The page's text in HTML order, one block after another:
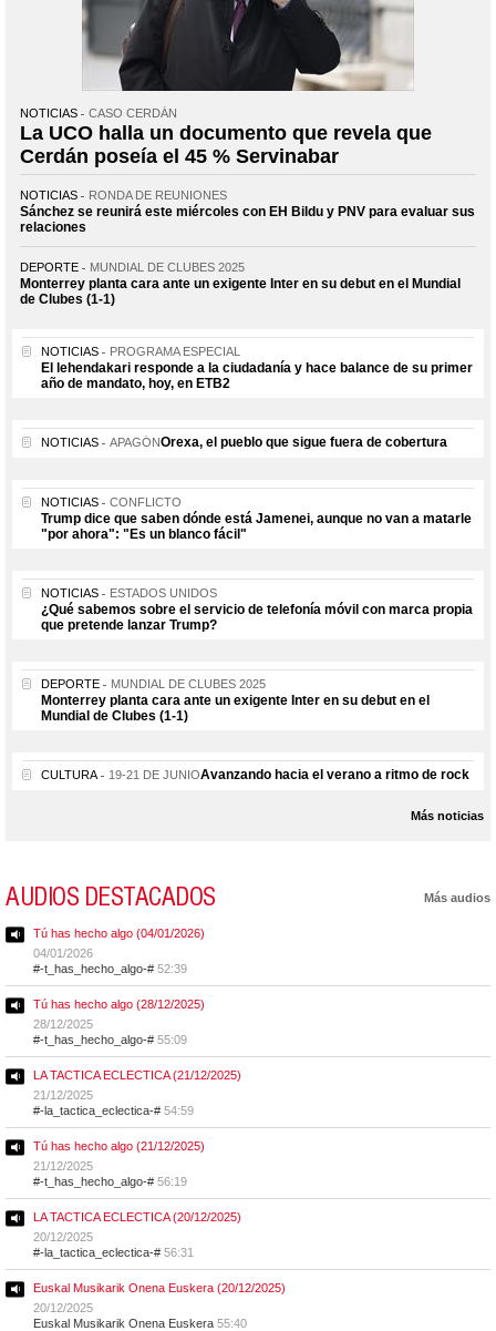
NOTICIAS CASO CERDÁN
La UCO halla un documento que revela que
Cerdán poseía el 45 % Servinabar
NOTICIAS RONDA DE REUNIONES
Sánchez se reunirá este miércoles con EH Bildu y PNV para evaluar sus
relaciones
DEPORTE MUNDIAL DE CLUBES 2025
Monterrey planta cara ante un exigente Inter en su debut en el Mundial
de Clubes (1-1)
NOTICIAS PROGRAMA ESPECIAL
El lehendakari responde a la ciudadanía y hace balance de su primer
año de mandato, hoy, en ETB2
NOTICIAS APAGÓNOrexa, el pueblo que sigue fuera de cobertura
NOTICIAS CONFLICTO
Trump dice que saben dónde está Jamenei, aunque no van a matarle
"por ahora": "Es un blanco fácil"
NOTICIAS ESTADOS UNIDOS
¿Qué sabemos sobre el servicio de telefonía móvil con marca propia
que pretende lanzar Trump?
DEPORTE MUNDIAL DE CLUBES 2025
Monterrey planta cara ante un exigente Inter en su debut en el
Mundial de Clubes (1-1)
CULTURA 19-21 DE JUNIOAvanzando hacia el verano a ritmo de rock
Más noticias
AUDIOS DESTACADOS Más audios
Tú has hecho algo (04/01/2026)
04/01/2026
#-t_has_hecho_algo-# 52:39
Tú has hecho algo (28/12/2025)
28/12/2025
#-t_has_hecho_algo-# 55:09
LA TACTICA ECLECTICA (21/12/2025)
21/12/2025
#-la_tactica_eclectica-# 54:59
Tú has hecho algo (21/12/2025)
21/12/2025
#-t_has_hecho_algo-# 56:19
LA TACTICA ECLECTICA (20/12/2025)
20/12/2025
#-la_tactica_eclectica-# 56:31
Euskal Musikarik Onena Euskera (20/12/2025)
20/12/2025
Euskal Musikarik Onena Euskera 55:40